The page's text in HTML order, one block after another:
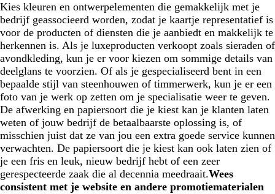
Kies kleuren en ontwerpelementen die gemakkelijk met je
bedrijf geassocieerd worden, zodat je kaartje representatief is
voor de producten of diensten die je aanbiedt en makkelijk te
herkennen is. Als je luxeproducten verkoopt zoals sieraden of
avondkleding, kun je er voor kiezen om sommige details van
deelglans te voorzien. Of als je gespecialiseerd bent in een
bepaalde stijl van steenhouwen of timmerwerk, kun je er een
foto van je werk op zetten om je specialisatie weer te geven.
De afwerking en papiersoort die je kiest kan je klanten laten
weten of jouw bedrijf de betaalbaarste oplossing is, of
misschien juist dat ze van jou een extra goede service kunnen
verwachten. De papiersoort die je kiest kan ook laten zien of
je een fris en leuk, nieuw bedrijf hebt of een zeer
gerespecteerde zaak die al decennia meedraait.Wees
consistent met je website en andere promotiematerialen